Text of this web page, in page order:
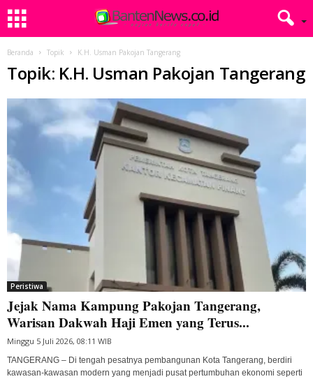
Beranda Topik K.H. Usman Pakojan Tangerang
Topik: K.H. Usman Pakojan Tangerang
Peristiwa
Jejak Nama Kampung Pakojan Tangerang,
Warisan Dakwah Haji Emen yang Terus...
Minggu 5 Juli 2026, 08:11 WIB
TANGERANG – Di tengah pesatnya pembangunan Kota Tangerang, berdiri
kawasan-kawasan modern yang menjadi pusat pertumbuhan ekonomi seperti